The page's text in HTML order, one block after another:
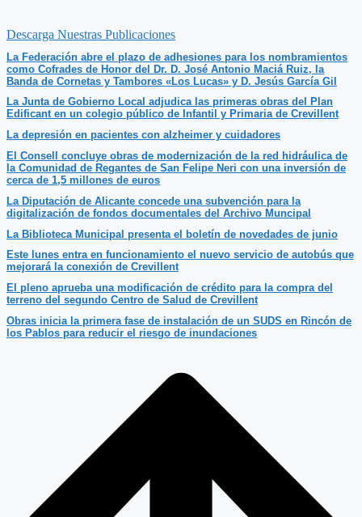
Descarga Nuestras Publicaciones
La Federación abre el plazo de adhesiones para los nombramientos
como Cofrades de Honor del Dr. D. José Antonio Maciá Ruiz, la
Banda de Cornetas y Tambores «Los Lucas» y D. Jesús García Gil
La Junta de Gobierno Local adjudica las primeras obras del Plan
Edificant en un colegio público de Infantil y Primaria de Crevillent
La depresión en pacientes con alzheimer y cuidadores
El Consell concluye obras de modernización de la red hidráulica de
la Comunidad de Regantes de San Felipe Neri con una inversión de
cerca de 1,5 millones de euros
La Diputación de Alicante concede una subvención para la
digitalización de fondos documentales del Archivo Muncipal
La Biblioteca Municipal presenta el boletín de novedades de junio
Este lunes entra en funcionamiento el nuevo servicio de autobús que
mejorará la conexión de Crevillent
El pleno aprueba una modificación de crédito para la compra del
terreno del segundo Centro de Salud de Crevillent
Obras inicia la primera fase de instalación de un SUDS en Rincón de
los Pablos para reducir el riesgo de inundaciones